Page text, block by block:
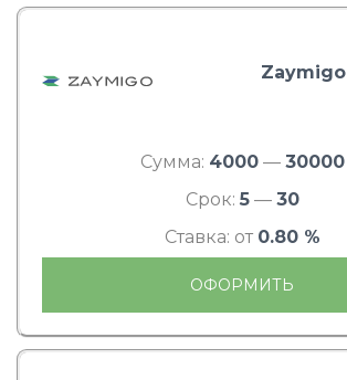
Zaymigo
Сумма: 4000— 30000
Срок: 5— 30
Ставка: от 0.80 %
ОФОРМИТЬ